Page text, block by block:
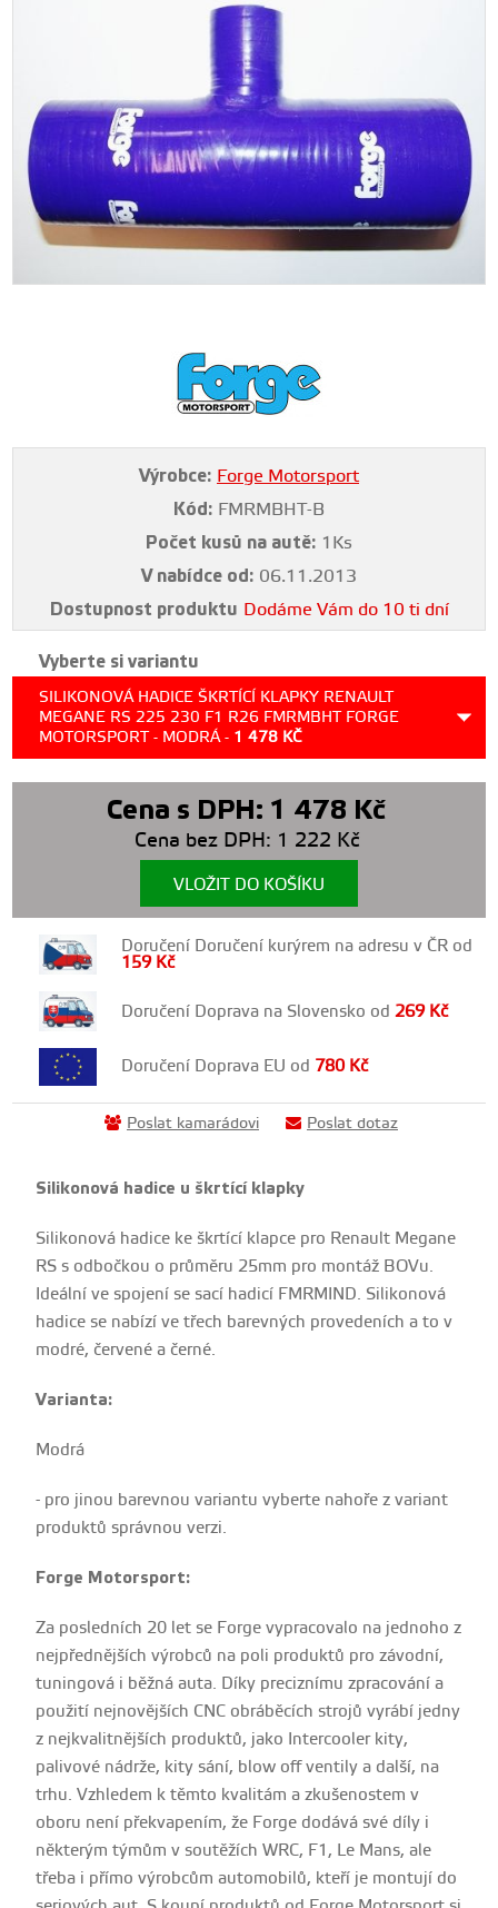
Výrobce: Forge Motorsport
Kód: FMRMBHT-B
Počet kusů na autě: 1Ks
V nabídce od: 06.11.2013
Dostupnost produktu Dodáme Vám do 10 ti dní
Vyberte si variantu
SILIKONOVÁ HADICE ŠKRTÍCÍ KLAPKY RENAULT
MEGANE RS 225 230 F1 R26 FMRMBHT FORGE
MOTORSPORT - MODRÁ - 1 478 KČ
Cena s DPH: 1 478 Kč
Cena bez DPH: 1 222 Kč
VLOŽIT DO KOŠÍKU
Doručení Doručení kurýrem na adresu v ČR od
159 Kč
Doručení Doprava na Slovensko od269 Kč
Doručení Doprava EU od 780 Kč
Poslat kamarádovi Poslat dotaz
Silikonová hadice u škrtící klapky
Silikonová hadice ke škrtící klapce pro Renault Megane
RS s odbočkou o průměru 25mm pro montáž BOVu.
Ideální ve spojení se sací hadicí FMRMIND. Silikonová
hadice se nabízí ve třech barevných provedeních a to v
modré, červené a černé.
Varianta:
Modrá
- pro jinou barevnou variantu vyberte nahoře z variant
produktů správnou verzi.
Forge Motorsport:
Za posledních 20 let se Forge vypracovalo na jednoho z
nejpřednějších výrobců na poli produktů pro závodní,
tuningová i běžná auta. Díky preciznímu zpracování a
použití nejnovějších CNC obráběcích strojů vyrábí jedny
z nejkvalitnějších produktů, jako Intercooler kity,
palivové nádrže, kity sání, blow off ventily a další, na
trhu. Vzhledem k těmto kvalitám a zkušenostem v
oboru není překvapením, že Forge dodává své díly i
některým týmům v soutěžích WRC, F1, Le Mans, ale
třeba i přímo výrobcům automobilů, kteří je montují do